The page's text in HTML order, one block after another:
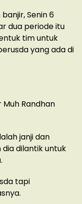
Senin 6
dua periode itu
tim untuk
yang ada di
Randhan
janji dan
dilantik untuk
tapi